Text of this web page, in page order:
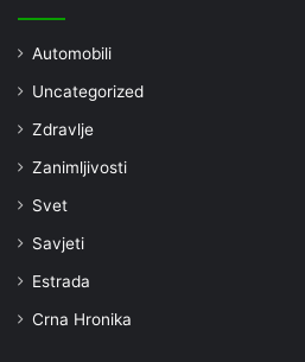
Automobili
Uncategorized
Zdravlje
Zanimljivosti
Svet
Savjeti
Estrada
Crna Hronika